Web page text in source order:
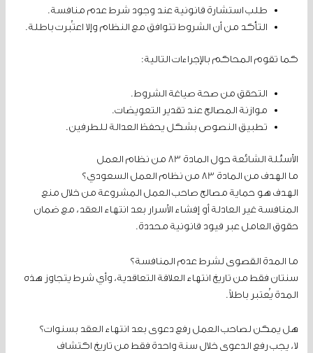
طلب استشارة قانونية عند وجود شرط عدم منافسة.
التأكد من أن الشروط تتوافق مع النظام وإلا اعتُبرت باطلة.
كما تقوم المحاكم بالإجراءات التالية:
التحقق من صحة صياغة الشروط.
موازنة المصالح عند تقدير التعويضات.
تطبيق النصوص بشكل يحفظ العدالة للطرفين.
الأسئلة الشائعة حول المادة 83 من نظام العمل
ما الهدف من المادة 83 من نظام العمل السعودي؟
الهدف هو حماية مصالح صاحب العمل المشروعة من خلال منع
المنافسة غير العادلة أو إفشاء الأسرار بعد انتهاء العقد، مع ضمان
حقوق العامل عبر قيود قانونية محددة.
ما المدة القصوى لشرط عدم المنافسة؟
سنتان فقط من تاريخ انتهاء العلاقة التعاقدية، وأي شرط يتجاوز هذه
المدة يُعتبر باطلاً.
هل يمكن لصاحب العمل رفع دعوى بعد انتهاء العقد بسنوات؟
لا، يجب رفع الدعوى خلال سنة واحدة فقط من تاريخ اكتشاف